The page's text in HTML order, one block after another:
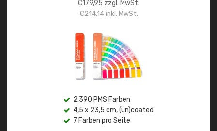
€179,95 zzgl. MwSt.
€214,14inkl. MwSt.
2.390 PMS Farben
4,5 x 23,5 cm, (un)coated
7 Farben pro Seite